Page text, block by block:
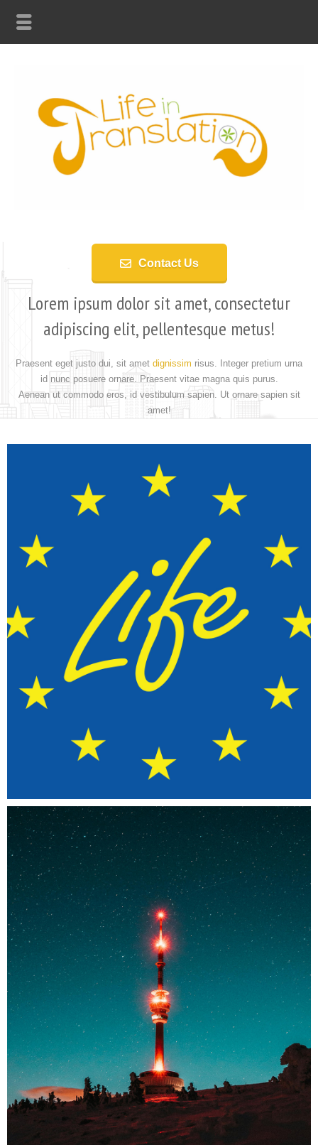
Lorem ipsum dolor sit amet, consectetur
adipiscing elit, pellentesque metus!
Praesent eget justo dui, sit amet dignissim risus. Integer pretium urna
id nunc posuere ornare. Praesent vitae magna quis purus.
Aenean ut commodo eros, id vestibulum sapien. Ut ornare sapien sit
amet!
Contact Us
PORTFOLIO CATEGORY 2
Coordinación del Equipo de Traducción para la
Evaluación de Proyectos del Programa Life+